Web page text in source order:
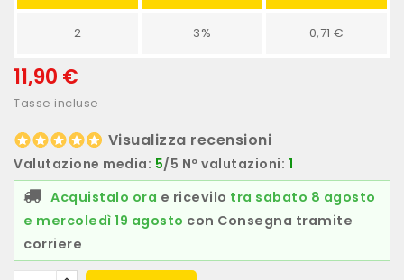
2 3% 0,71 €
11,90 €
Tasse incluse
Visualizza recensioni
Valutazione media: 5/5 Nº valutazioni: 1
Acquistalo ora e ricevilo tra sabato 8 agosto
e mercoledì 19 agosto con Consegna tramite
corriere